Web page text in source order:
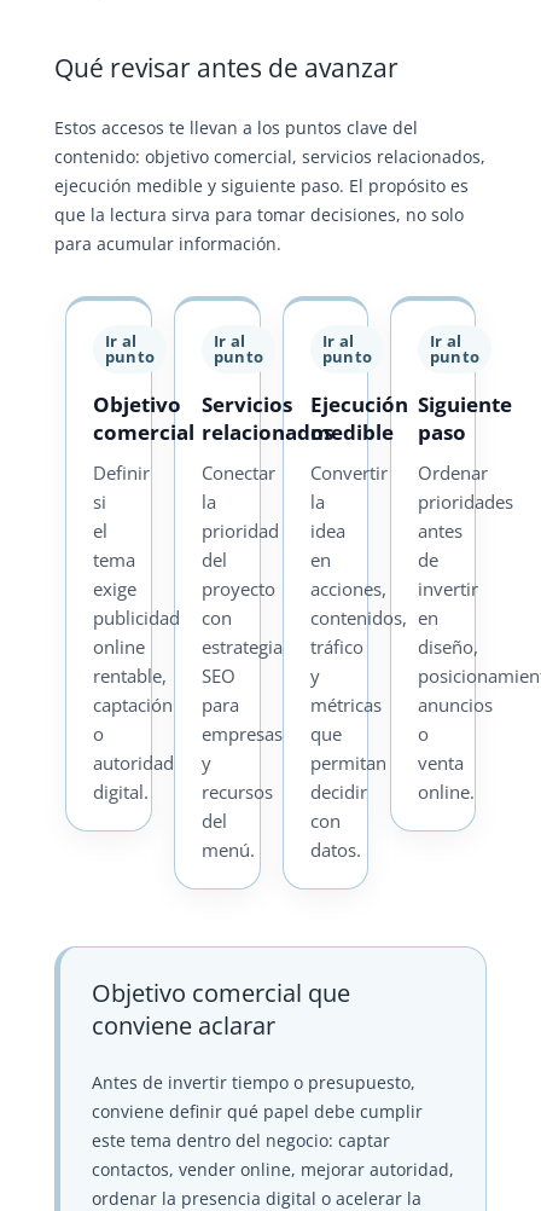
Qué revisar antes de avanzar
Estos accesos te llevan a los puntos clave del
contenido: objetivo comercial, servicios relacionados,
ejecución medible y siguiente paso. El propósito es
que la lectura sirva para tomar decisiones, no solo
para acumular información.
Ir al
punto
Objetivo
comercial
Definir
si
el
tema
exige
publicidad
online
rentable,
captación
o
autoridad
digital.
Ir al
punto
Servicios
relacionados
Conectar
la
prioridad
del
proyecto
con
estrategia
SEO
para
empresas
y
recursos
del
menú.
Ir al
punto
Ejecución
medible
Convertir
la
idea
en
acciones,
contenidos,
tráfico
y
métricas
que
permitan
decidir
con
datos.
Ir al
punto
Siguiente
paso
Ordenar
prioridades
antes
de
invertir
en
diseño,
anuncios
o
venta
online.
Objetivo comercial que
conviene aclarar
Antes de invertir tiempo o presupuesto,
conviene definir qué papel debe cumplir
este tema dentro del negocio: captar
contactos, vender online, mejorar autoridad,
ordenar la presencia digital o acelerar la